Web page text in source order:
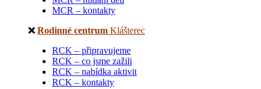
MCR – kontakty
Rodinné centrum Klášterec
RCK – připravujeme
RCK – co jsme zažili
RCK – nabídka aktivit
RCK – kontakty